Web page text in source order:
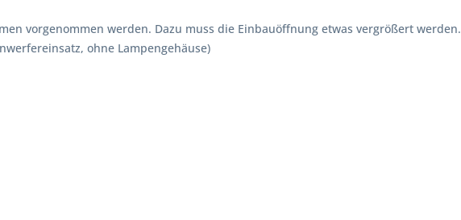
vorgenommen werden. Dazu muss die Einbauöffnung etwas vergrößert werden.
ohne Lampengehäuse)